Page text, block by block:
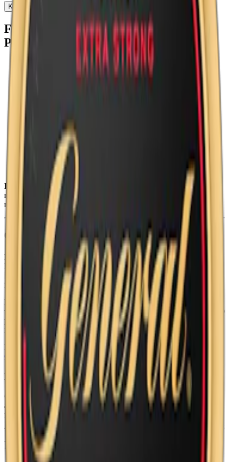
Köp
Fakta om Kaliber Plus Stark White
Portion
Varumärke:
Kaliber
Snustyp:
starkt snus
Format/storlek:
tobak
Ingredienser: vatten, växtfiber, salt, tobak, fuktighetsbevarande
medel (E1520, propan-1,2-diol), surhetsreglerande medel (E500,
natriumkarbonater) samt aromer.
Om Kaliber Plus Stark Vit Portion
Kaliber Plus har större portioner än den mildare Kaliber Original.
Detta
har smak av tobak och bergamott samt toner av ros och
kardemumma skapar en traditionell smakprofil. Varje prilla
innehåller 11,7 mg. nikotin vilket är 80% mer än Kaliber Vit.
Prillorna är torra på ytan som minskar rinn. En prilla väger 0,9 g.
vilket ger en nikotinhalt på 1,3%. En dosa Kaliber Plus innehåller 20
prillor och har en totalvikt på 18 g. Nikotinet i en dosa väger 234
mg.
Kaliber Plus har även en variant med fuktig yta: Kaliber Plus
Original
Ny design på Kaliber Plus Stark Vit Portion
OBS!
Under våren 2024 ändras designen på samtliga Kaliber snus,
även Kaliber Plus Stark Vit Portion. Under en övergångsperiod
förekommer både den gamla och den nya designen.
Information om varumärket Kaliber